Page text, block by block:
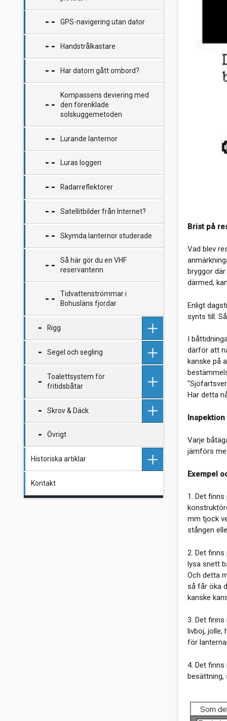
Kalibrering av syraprovare för
blybatterier
Radarreflektorer
Kyla i båten
Mögel på inredningen under
vinteruppläggningen
Om mögel i båtar
Tankar om bränsletankar
Brandrisker med glykol
GPS-navigering utan dator
Handstrålkastare
Har datorn gått ombord?
Kompassens deviering med
den förenklade
solskuggemetoden
Lurande lanternor
Luras loggen
Radarreflektorer
Satellitbilder från Internet?
Skymda lanternor studerade
Så här gör du en VHF
reservantenn
Tidvattenströmmar i
Bohusläns fjordar
Rigg
Linor, block och taljor
Rullfock, plus och minus
Segel och segling
Diskussionsafton
cruisingsegel
Installation och segling med
Toalettsystem för
fritidsbåtar
Avpumpning av toalettavfall
Tankar om septiktankar
Skrov & Däck
Dimensionering av fönster
m.m. i båtar enligt ISO 12216
Drivkraft, miljö, del 2
Övrigt
Historiska artiklar
Rena Botten
Kontakt
Brist på
Vad blev
bryggor
därmed,
Enligt
synts till.
I
därför att
kanske på
Har detta
Inspektion
Varje
jämförs
Exempel
1. Det
mm tjock
stången
2. Det
lysa snett
Och detta
så får öka
kanske
3. Det
livboj,
för
4. Det finns
besättning,